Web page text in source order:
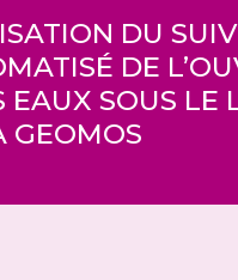
DU
DE
EAUX SOUS LE
GEOMOS